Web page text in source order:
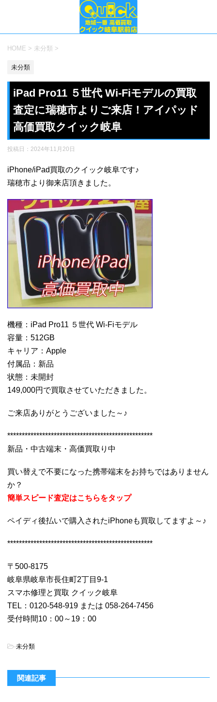
HOME > 未分類 >
未分類
iPad Pro11 ５世代 Wi-Fiモデルの買取
査定に瑞穂市よりご来店！アイパッド
高価買取クイック岐阜
投稿日： 2024年11月20日
iPhone/iPad買取のクイック岐阜です♪
瑞穂市より御来店頂きました。
機種：iPad Pro11 ５世代 Wi-Fiモデル
容量：512GB
キャリア：Apple
付属品：新品
状態：未開封
149,000円で買取させていただきました。
ご来店ありがとうございました～♪
**************************************************
新品・中古端末・高価買取り中
買い替えで不要になった携帯端末をお持ちではありません
か？
簡単スピード査定はこちらをタップ
ペイディ後払いで購入されたiPhoneも買取してますよ～♪
**************************************************
〒500-8175
岐阜県岐阜市長住町2丁目9-1
スマホ修理と買取 クイック岐阜
TEL：0120-548-919 または 058-264-7456
受付時間10：00～19：00
-未分類
関連記事